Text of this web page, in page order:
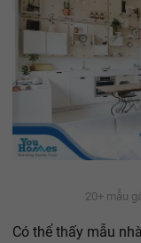
20+ mẫu
Có thể thấy mẫu